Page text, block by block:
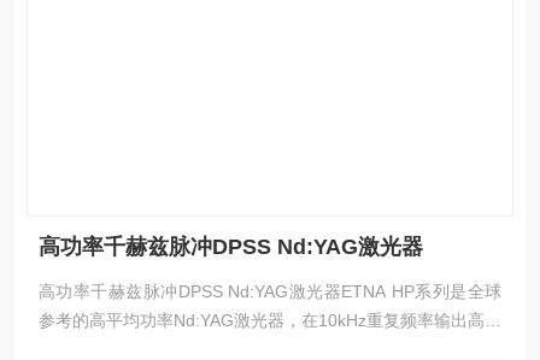
高功率千赫兹脉冲DPSS Nd:YAG激光器
高功率千赫兹脉冲DPSS Nd:YAG激光器ETNA HP系列是全球
参考的高平均功率Nd:YAG激光器，在10kHz重复频率输出高达